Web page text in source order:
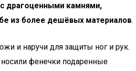
драгоценными камнями,
из более дешёвых материалов.
и наручи для защиты ног и рук.
фенечки подаренные